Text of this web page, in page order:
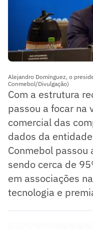
Alejandro Domínguez, o
Conmebol/Divulgação)
Com a estrutura
passou a focar na
comercial das
dados da
Conmebol
sendo cerca de
em associações
tecnologia e